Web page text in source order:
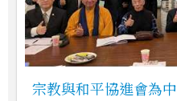
宗教與和平協進會為